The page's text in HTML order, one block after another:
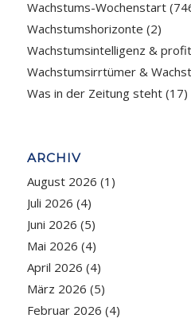
Wachstums-Wochenstart
Wachstumshorizonte (2)
Wachstumsintelligenz &
Wachstumsirrtümer &
Was in der Zeitung steht(17)
ARCHIV
August 2026 (1)
Juli 2026 (4)
Juni 2026 (5)
Mai 2026 (4)
April 2026 (4)
März 2026 (5)
Februar 2026 (4)